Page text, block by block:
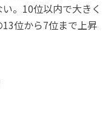
。10位以内で大きく
位から7位まで上昇